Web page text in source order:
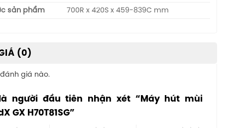
sản phẩm 700R x 420S x 459-839C mm
(0)
giá nào.
người đầu tiên nhận xét “Máy hút mùi
GX H70T81SG”